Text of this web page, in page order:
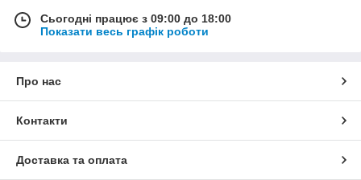
Сьогодні працює з 09:00 до 18:00
Показати весь графік роботи
Про нас
Контакти
Доставка та оплата